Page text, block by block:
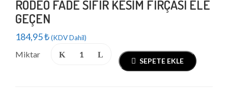
RODEO FADE SIFIR KESIM FIRÇASI ELE
GEÇEN
184,95₺(KDV Dahil)
Miktar
SEPETE EKLE